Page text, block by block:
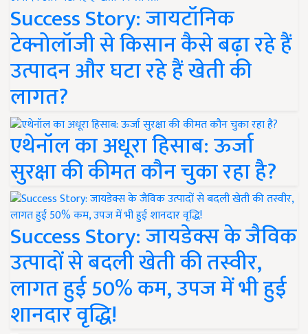
Success Story: जायटॉनिक
टेक्नोलॉजी से किसान कैसे बढ़ा रहे हैं
उत्पादन और घटा रहे हैं खेती की
लागत?
एथेनॉल का अधूरा हिसाब: ऊर्जा
सुरक्षा की कीमत कौन चुका रहा है?
Success Story: जायडेक्स के जैविक
उत्पादों से बदली खेती की तस्वीर,
लागत हुई 50% कम, उपज में भी हुई
शानदार वृद्धि!